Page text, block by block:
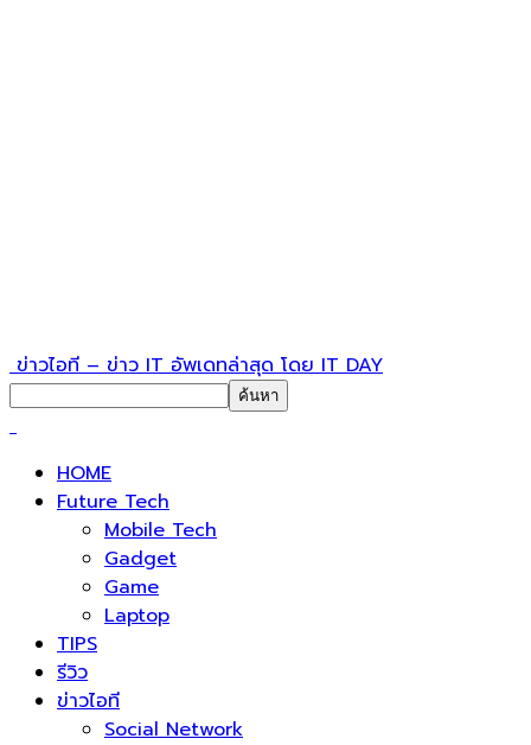
ข่าวไอที – ข่าว IT อัพเดทล่าสุด โดย IT DAY
HOME
Future Tech
Mobile Tech
Gadget
Game
Laptop
TIPS
รีวิว
ข่าวไอที
Social Network